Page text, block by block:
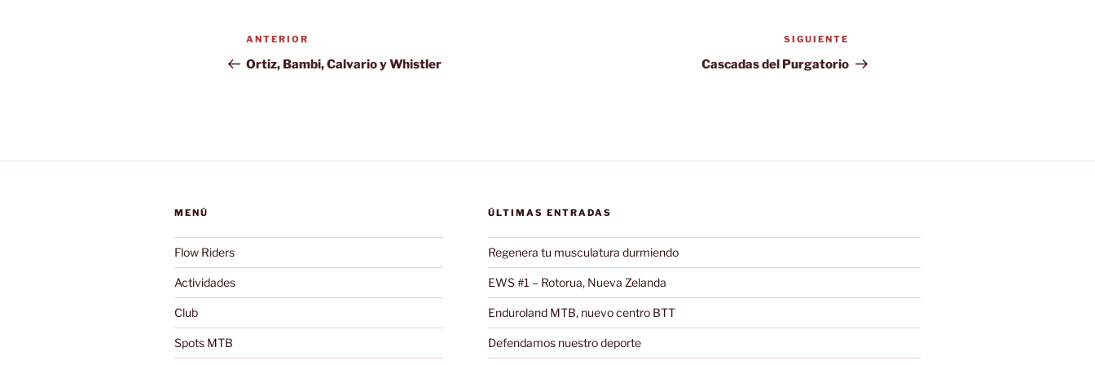
Navegación
de
Entrada
anterior:
ANTERIOR
Ortiz, Bambi, Calvario y Whistler
entrada
SIGUIENTE
Cascadas del Purgatorio
MENÚ
Flow Riders
Actividades
Club
Spots MTB
ÚLTIMAS ENTRADAS
Regenera tu musculatura durmiendo
EWS #1 – Rotorua, Nueva Zelanda
Enduroland MTB, nuevo centro BTT
Defendamos nuestro deporte